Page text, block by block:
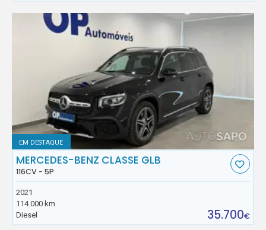
EM DESTAQUE
MERCEDES-BENZ CLASSE GLB
116CV - 5P
2021
114.000 km
Diesel
35.700€